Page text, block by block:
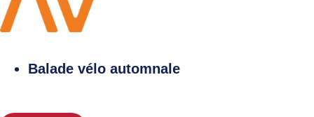
Balade vélo automnale